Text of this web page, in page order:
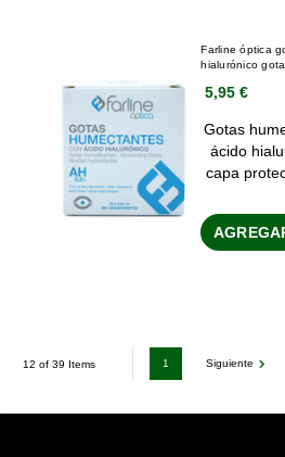
Farline óptica
hialurónico
5,95 €
Gotas
ácido
capa
12 of 39 Items 1 Siguiente